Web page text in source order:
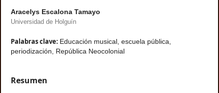
Aracelys Escalona Tamayo
Universidad de Holguín
Palabras clave: Educación musical, escuela pública,
periodización, República Neocolonial
Resumen